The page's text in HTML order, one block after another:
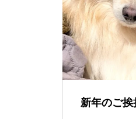
新年のご挨